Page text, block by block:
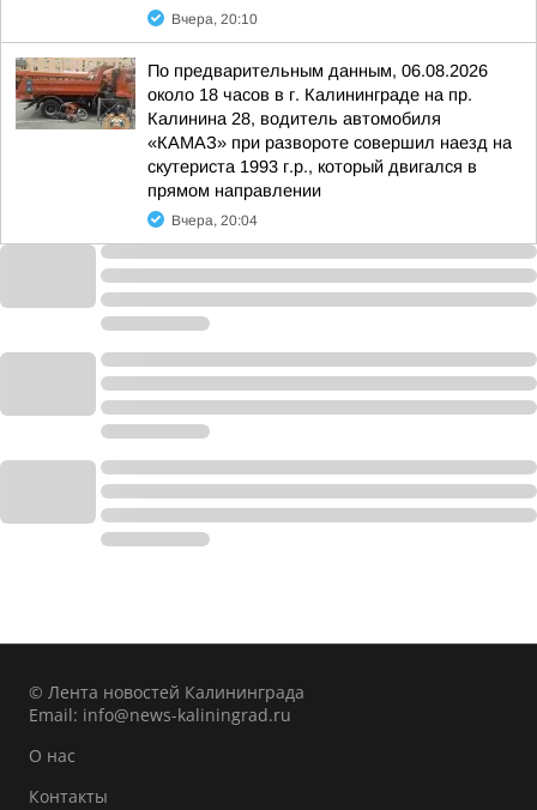
Вчера, 20:10
По предварительным данным, 06.08.2026
около 18 часов в г. Калининграде на пр.
Калинина 28, водитель автомобиля
«КАМАЗ» при развороте совершил наезд на
скутериста 1993 г.р., который двигался в
прямом направлении
Вчера, 20:04
© Лента новостей Калининграда
Email: info@news-kaliningrad.ru
О нас
Контакты